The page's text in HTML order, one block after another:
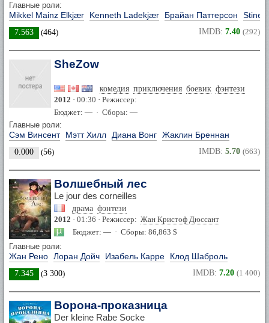
Главные роли:
Mikkel Mainz Elkjær Kenneth Ladekjær Брайан Паттерсон Stine
7.563 (464) IMDB: 7.40 (292)
SheZow
комедия приключения боевик фэнтези
2012 · 00:30 · Режиссер:
Бюджет: — · Сборы: —
Главные роли:
Сэм Винсент Мэтт Хилл Диана Вонг Жаклин Бреннан
0.000 (56) IMDB: 5.70 (663)
Волшебный лес
Le jour des corneilles
драма фэнтези
2012 · 01:36 · Режиссер: Жан Кристоф Дюссант
Бюджет: — · Сборы: 86,863 $
Главные роли:
Жан Рено Лоран Дойч Изабель Карре Клод Шаброль
7.345 (3 300) IMDB: 7.20 (1 400)
Ворона-проказница
Der kleine Rabe Socke